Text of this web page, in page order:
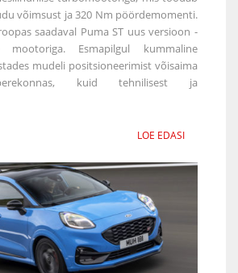
võimsust ja 320 Nm pöördemomenti.
saadaval Puma ST uus versioon -
Esmapilgul kummaline
mudeli positsioneerimist võisaima
kuid tehnilisest ja
LOE EDASI